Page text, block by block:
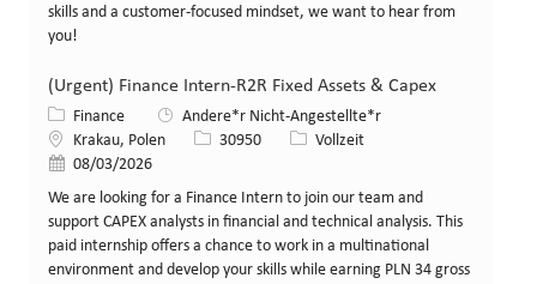
skills and a customer-focused mindset, we want to hear from
you!
(Urgent) Finance Intern-R2R Fixed Assets & Capex
Kategorie
Finance
Andere*r Nicht-Angestellte*r
Standort
Krakau, Polen Stellen-ID
30950 Art der Stelle
Vollzeit
Veröffentlicht am
08/03/2026
We are looking for a Finance Intern to join our team and
support CAPEX analysts in financial and technical analysis. This
paid internship offers a chance to work in a multinational
environment and develop your skills while earning PLN 34 gross